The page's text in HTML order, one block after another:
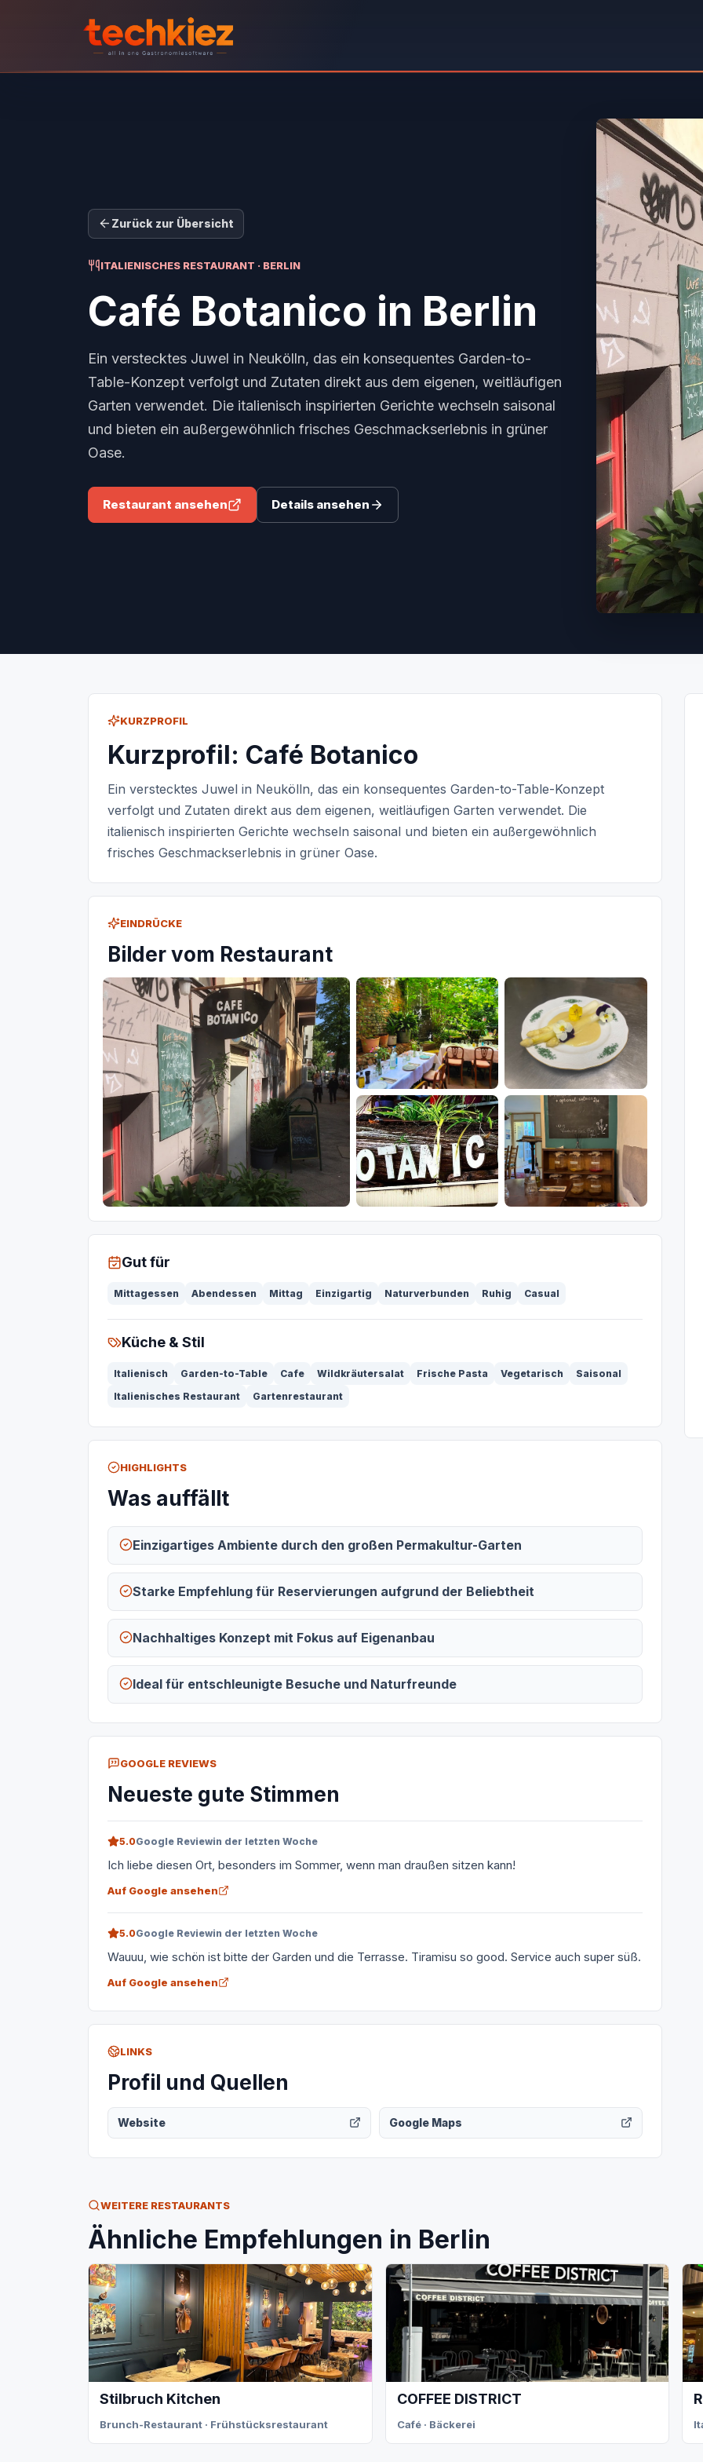
Zurück zur Übersicht
ITALIENISCHES RESTAURANT · BERLIN
Café Botanico in Berlin
Ein verstecktes Juwel in Neukölln, das ein konsequentes Garden-to-
Table-Konzept verfolgt und Zutaten direkt aus dem eigenen, weitläufigen
Garten verwendet. Die italienisch inspirierten Gerichte wechseln saisonal
und bieten ein außergewöhnlich frisches Geschmackserlebnis in grüner
Oase.
Restaurant ansehen Details ansehen
KURZPROFIL
Kurzprofil: Café Botanico
Ein verstecktes Juwel in Neukölln, das ein konsequentes Garden-to-Table-Konzept
verfolgt und Zutaten direkt aus dem eigenen, weitläufigen Garten verwendet. Die
italienisch inspirierten Gerichte wechseln saisonal und bieten ein außergewöhnlich
frisches Geschmackserlebnis in grüner Oase.
EINDRÜCKE
Bilder vom Restaurant
Gut für
Mittagessen Abendessen Mittag Einzigartig Naturverbunden Ruhig Casual
Küche & Stil
Italienisch Garden-to-Table Cafe Wildkräutersalat Frische Pasta Vegetarisch
Saisonal
Italienisches Restaurant
Gartenrestaurant
HIGHLIGHTS
Was auffällt
Einzigartiges Ambiente durch den großen Permakultur-Garten
Starke Empfehlung für Reservierungen aufgrund der Beliebtheit
Nachhaltiges Konzept mit Fokus auf Eigenanbau
Ideal für entschleunigte Besuche und Naturfreunde
GOOGLE REVIEWS
Neueste gute Stimmen
5.0Google Reviewin der letzten Woche
Ich liebe diesen Ort, besonders im Sommer, wenn man draußen sitzen kann!
Auf Google ansehen
5.0Google Reviewin der letzten Woche
Wauuu, wie schön ist bitte der Garden und die Terrasse. Tiramisu so good. Service auch super süß.
Auf Google ansehen
LINKS
Profil und Quellen
Website Google Maps
WEITERE RESTAURANTS
Ähnliche Empfehlungen in Berlin
Stilbruch Kitchen
Brunch-Restaurant · Frühstücksrestaurant
COFFEE DISTRICT
Café · Bäckerei